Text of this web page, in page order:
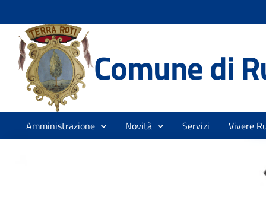
Comune di
Amministrazione Novità Servizi Vivere